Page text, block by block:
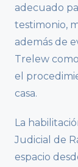
adecuado
testimonio,
además de
Trelew
el
casa.
La
Judicial de
espacio